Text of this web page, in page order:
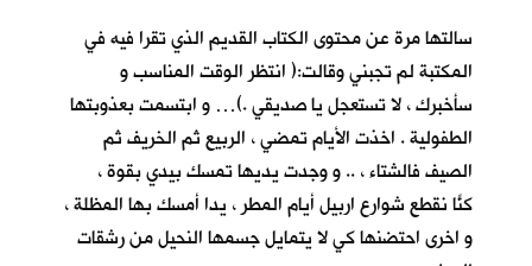
سالتها مرة عن محتوى الكتاب القديم الذي تقرا فيه في
المكتبة لم تجبني وقالت:( انتظر الوقت المناسب و
سأخبرك ، لا تستعجل يا صديقي .)… و ابتسمت بعذوبتها
الطفولية . اخذت الأيام تمضي ، الربيع ثم الخريف ثم
الصيف فالشتاء ، .. و وجدت يديها تمسك بيدي بقوة ،
كنّا نقطع شوارع اربيل أيام المطر ، يداً أمسك بها المظلة ،
و اخرى احتضنها كي لا يتمايل جسمها النحيل من رشقات